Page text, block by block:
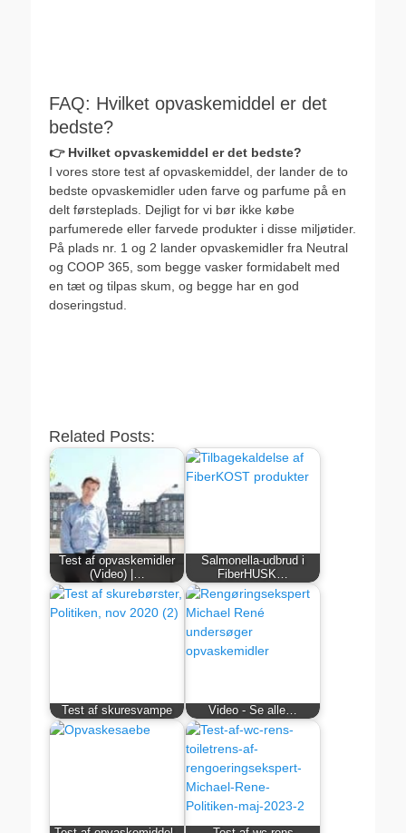
FAQ: Hvilket opvaskemiddel er det
bedste?
👉 Hvilket opvaskemiddel er det bedste?
I vores store test af opvaskemiddel, der lander de to
bedste opvaskemidler uden farve og parfume på en
delt førsteplads. Dejligt for vi bør ikke købe
parfumerede eller farvede produkter i disse miljøtider.
På plads nr. 1 og 2 lander opvaskemidler fra Neutral
og COOP 365, som begge vasker formidabelt med
en tæt og tilpas skum, og begge har en god
doseringstud.
Related Posts:
Test af opvaskemidler
(Video) |…
Salmonella-udbrud i
FiberHUSK…
Test af skuresvampe Video - Se alle…